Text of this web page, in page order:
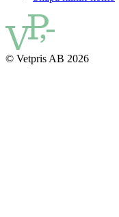
© Vetpris AB 2026